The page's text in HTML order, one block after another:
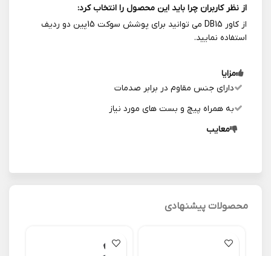
از نظر کاربران چرا باید این محصول را انتخاب کرد:
از کاور DB15 می توانید برای پوشش سوکت 15پین دو ردیف
استفاده نمایید.
مزایا
دارای جنس مقاوم در برابر صدمات
به همراه پیچ و بست های مورد نیاز
معایب
محصولات پیشنهادی